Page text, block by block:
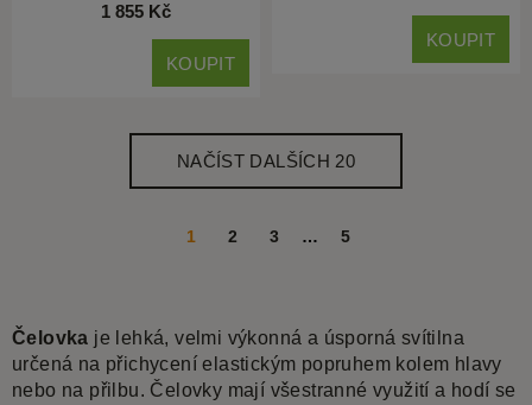
1 855 Kč
KOUPIT
KOUPIT
1 2 3 … 5
NAČÍST DALŠÍCH 20
Čelovka je lehká, velmi výkonná a úsporná svítilna
určená na přichycení elastickým popruhem kolem hlavy
nebo na přilbu. Čelovky mají všestranné využití a hodí se